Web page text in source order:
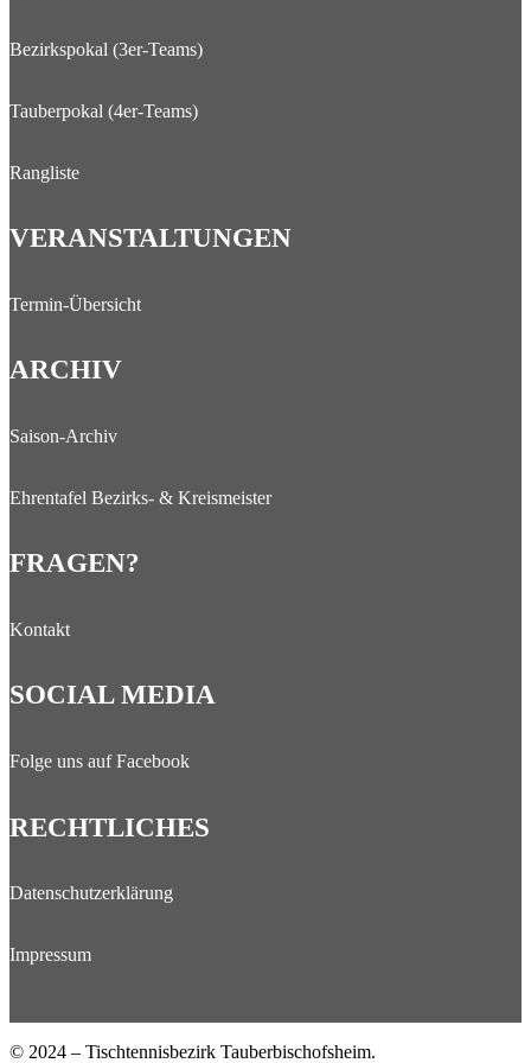
Bezirkspokal (3er-Teams)
Tauberpokal (4er-Teams)
Rangliste
VERANSTALTUNGEN
Termin-Übersicht
ARCHIV
Saison-Archiv
Ehrentafel Bezirks- & Kreismeister
FRAGEN?
Kontakt
SOCIAL MEDIA
Folge uns auf Facebook
RECHTLICHES
Datenschutzerklärung
Impressum
© 2024 – Tischtennisbezirk Tauberbischofsheim.